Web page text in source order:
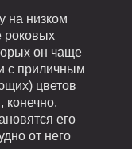
на низком
роковых
он чаще
с приличным
цветов
конечно,
его
от него